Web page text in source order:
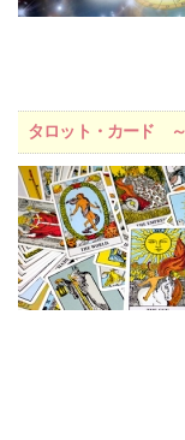
タロット・カード ～